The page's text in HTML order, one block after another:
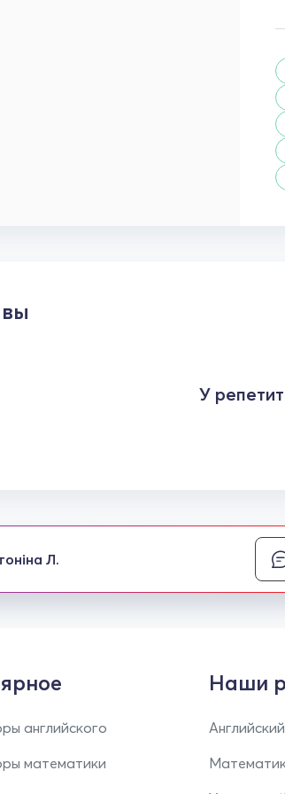
У
Л.
английского
математики
Наши